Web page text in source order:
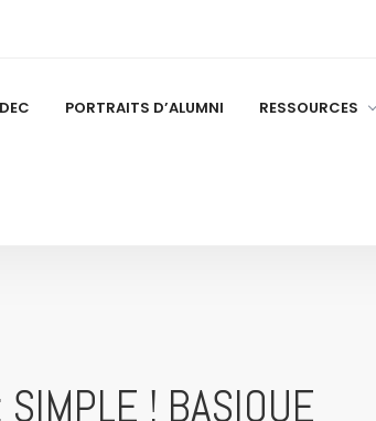
PORTRAITS D’ALUMNI RESSOURCES
! BASIQUE